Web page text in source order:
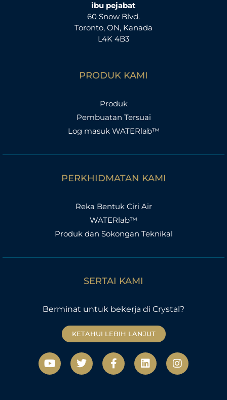
ibu pejabat
60 Snow Blvd.
Toronto, ON, Kanada
L4K 4B3
PRODUK KAMI
Produk
Pembuatan Tersuai
Log masuk WATERlab™
PERKHIDMATAN KAMI
Reka Bentuk Ciri Air
WATERlab™
Produk dan Sokongan Teknikal
SERTAI KAMI
Berminat untuk bekerja di Crystal?
KETAHUI LEBIH LANJUT
Y
o
u
T
w
i
F
a
c
L
i
n
I
n
s